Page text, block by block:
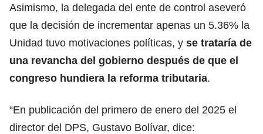
Asimismo, la delegada del ente de control aseveró
que la decisión de incrementar apenas un 5.36% la
Unidad tuvo motivaciones políticas, y se trataría de
una revancha del gobierno después de que el
congreso hundiera la reforma tributaria.
“En publicación del primero de enero del 2025 el
director del DPS, Gustavo Bolívar, dice: